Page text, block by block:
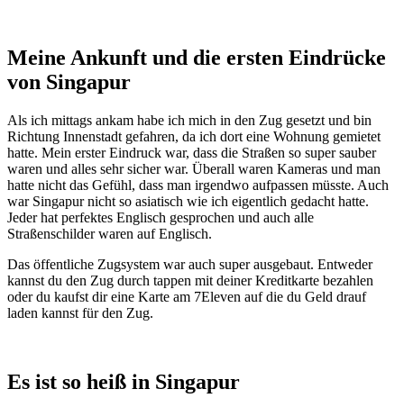
Meine Ankunft und die ersten Eindrücke
von Singapur
Als ich mittags ankam habe ich mich in den Zug gesetzt und bin
Richtung Innenstadt gefahren, da ich dort eine Wohnung gemietet
hatte. Mein erster Eindruck war, dass die Straßen so super sauber
waren und alles sehr sicher war. Überall waren Kameras und man
hatte nicht das Gefühl, dass man irgendwo aufpassen müsste. Auch
war Singapur nicht so asiatisch wie ich eigentlich gedacht hatte.
Jeder hat perfektes Englisch gesprochen und auch alle
Straßenschilder waren auf Englisch.
Das öffentliche Zugsystem war auch super ausgebaut. Entweder
kannst du den Zug durch tappen mit deiner Kreditkarte bezahlen
oder du kaufst dir eine Karte am 7Eleven auf die du Geld drauf
laden kannst für den Zug.
Es ist so heiß in Singapur